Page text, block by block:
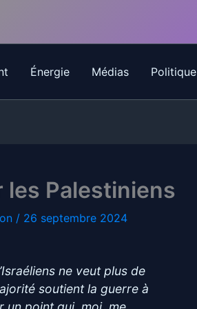
Énergie Médias Politique
Palestiniens
/ 26 septembre 2024
ne veut plus de
soutient la guerre à